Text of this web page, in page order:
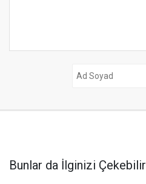
Bunlar da İlginizi Çekebilir